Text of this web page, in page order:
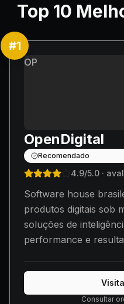
Top 10
#1
OP
OpenDigital
Recomendado
4.9/5.0 ·
Software house
produtos digitais sob
soluções de
performance e
Consultar